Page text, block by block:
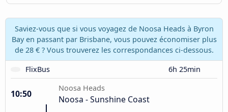
Saviez-vous que si vous voyagez de Noosa Heads à Byron
Bay en passant par Brisbane, vous pouvez économiser plus
de 28 € ? Vous trouverez les correspondances ci-dessous.
FlixBus
6h 25min
10:50
Noosa Heads
Noosa - Sunshine Coast